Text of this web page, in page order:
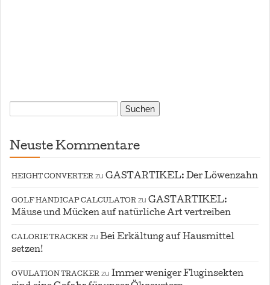
Suchen
nach:
Neuste Kommentare
HEIGHT CONVERTER zu GASTARTIKEL: Der Löwenzahn
GOLF HANDICAP CALCULATOR zu GASTARTIKEL:
Mäuse und Mücken auf natürliche Art vertreiben
CALORIE TRACKER zu Bei Erkältung auf Hausmittel
setzen!
OVULATION TRACKER zu Immer weniger Fluginsekten